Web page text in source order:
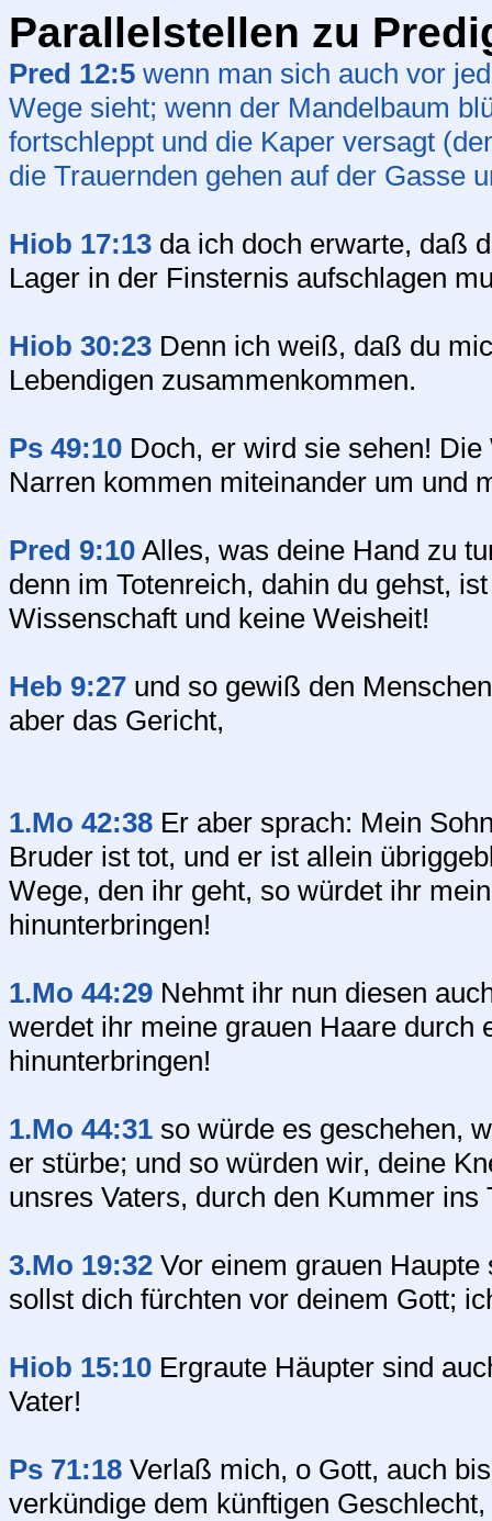
Parallelstellen zu
Pred 12:5 wenn man sich auch vor
Wege sieht; wenn der Mandelbaum
fortschleppt und die Kaper versagt
die Trauernden gehen auf der Gasse
Hiob 17:13 da ich doch erwarte, daß
Lager in der Finsternis aufschlagen
Hiob 30:23 Denn ich weiß, daß du
Lebendigen zusammenkommen.
Ps 49:10 Doch, er wird sie sehen!
Narren kommen miteinander um und
Pred 9:10 Alles, was deine Hand zu
denn im Totenreich, dahin du gehst,
Wissenschaft und keine Weisheit!
Heb 9:27 und so gewiß den
aber das Gericht,
1.Mo 42:38 Er aber sprach: Mein
Bruder ist tot, und er ist allein
Wege, den ihr geht, so würdet ihr
hinunterbringen!
1.Mo 44:29 Nehmt ihr nun diesen
werdet ihr meine grauen Haare durch
hinunterbringen!
1.Mo 44:31 so würde es geschehen,
er stürbe; und so würden wir, deine
unsres Vaters, durch den Kummer ins
3.Mo 19:32 Vor einem grauen
sollst dich fürchten vor deinem Gott;
Hiob 15:10 Ergraute Häupter sind
Vater!
Ps 71:18 Verlaß mich, o Gott, auch
verkündige dem künftigen